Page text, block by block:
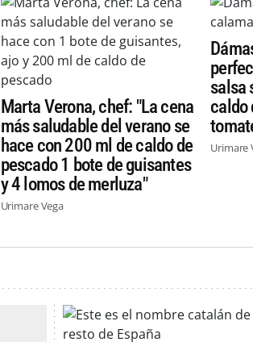
Marta Verona, chef: "La cena
más saludable del verano se
hace con 200 ml de caldo de
pescado 1 bote de guisantes
y 4 lomos de merluza"
Urimare Vega
salsa
caldo
Urimare